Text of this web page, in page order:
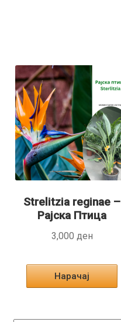
Strelitzia reginae –
Рајска Птица
3,000 ден
Нарачај